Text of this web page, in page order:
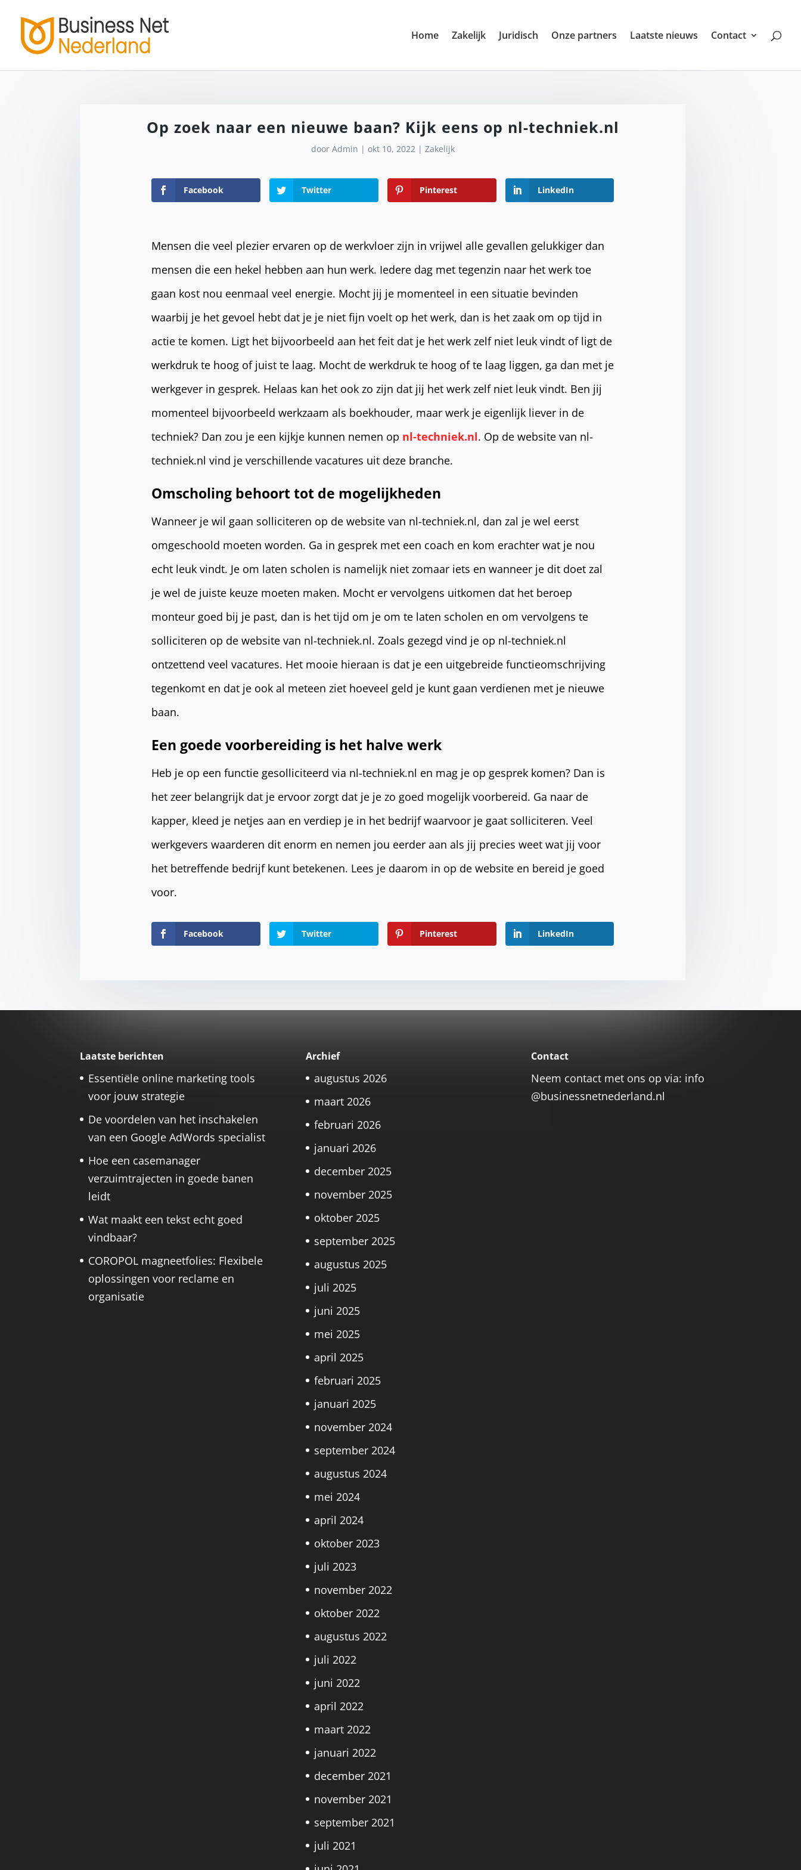
Home Zakelijk Juridisch Onze partners Laatste nieuws Contact
Op zoek naar een nieuwe baan? Kijk eens op nl-techniek.nl
door Admin | okt 10, 2022| Zakelijk
Facebook Twitter Pinterest LinkedIn
Mensen die veel plezier ervaren op de werkvloer zijn in vrijwel alle gevallen gelukkiger dan
mensen die een hekel hebben aan hun werk. Iedere dag met tegenzin naar het werk toe
gaan kost nou eenmaal veel energie. Mocht jij je momenteel in een situatie bevinden
waarbij je het gevoel hebt dat je je niet fijn voelt op het werk, dan is het zaak om op tijd in
actie te komen. Ligt het bijvoorbeeld aan het feit dat je het werk zelf niet leuk vindt of ligt de
werkdruk te hoog of juist te laag. Mocht de werkdruk te hoog of te laag liggen, ga dan met je
werkgever in gesprek. Helaas kan het ook zo zijn dat jij het werk zelf niet leuk vindt. Ben jij
momenteel bijvoorbeeld werkzaam als boekhouder, maar werk je eigenlijk liever in de
techniek? Dan zou je een kijkje kunnen nemen op nl-techniek.nl. Op de website van nl-
techniek.nl vind je verschillende vacatures uit deze branche.
Omscholing behoort tot de mogelijkheden
Wanneer je wil gaan solliciteren op de website van nl-techniek.nl, dan zal je wel eerst
omgeschoold moeten worden. Ga in gesprek met een coach en kom erachter wat je nou
echt leuk vindt. Je om laten scholen is namelijk niet zomaar iets en wanneer je dit doet zal
je wel de juiste keuze moeten maken. Mocht er vervolgens uitkomen dat het beroep
monteur goed bij je past, dan is het tijd om je om te laten scholen en om vervolgens te
solliciteren op de website van nl-techniek.nl. Zoals gezegd vind je op nl-techniek.nl
ontzettend veel vacatures. Het mooie hieraan is dat je een uitgebreide functieomschrijving
tegenkomt en dat je ook al meteen ziet hoeveel geld je kunt gaan verdienen met je nieuwe
baan.
Een goede voorbereiding is het halve werk
Heb je op een functie gesolliciteerd via nl-techniek.nl en mag je op gesprek komen? Dan is
het zeer belangrijk dat je ervoor zorgt dat je je zo goed mogelijk voorbereid. Ga naar de
kapper, kleed je netjes aan en verdiep je in het bedrijf waarvoor je gaat solliciteren. Veel
werkgevers waarderen dit enorm en nemen jou eerder aan als jij precies weet wat jij voor
het betreffende bedrijf kunt betekenen. Lees je daarom in op de website en bereid je goed
voor.
Facebook Twitter Pinterest LinkedIn
Laatste berichten
Essentiële online marketing tools
voor jouw strategie
De voordelen van het inschakelen
van een Google AdWords specialist
Hoe een casemanager
verzuimtrajecten in goede banen
leidt
Wat maakt een tekst echt goed
vindbaar?
COROPOL magneetfolies: Flexibele
oplossingen voor reclame en
organisatie
Archief
augustus 2026
maart 2026
februari 2026
januari 2026
december 2025
november 2025
oktober 2025
september 2025
augustus 2025
juli 2025
juni 2025
mei 2025
april 2025
februari 2025
januari 2025
november 2024
september 2024
augustus 2024
mei 2024
april 2024
oktober 2023
juli 2023
november 2022
oktober 2022
augustus 2022
juli 2022
juni 2022
april 2022
maart 2022
januari 2022
december 2021
november 2021
september 2021
juli 2021
Contact
Neem contact met ons op via: info
@businessnetnederland.nl